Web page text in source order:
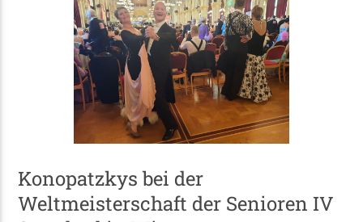
Konopatzkys bei der
Weltmeisterschaft der Senioren IV